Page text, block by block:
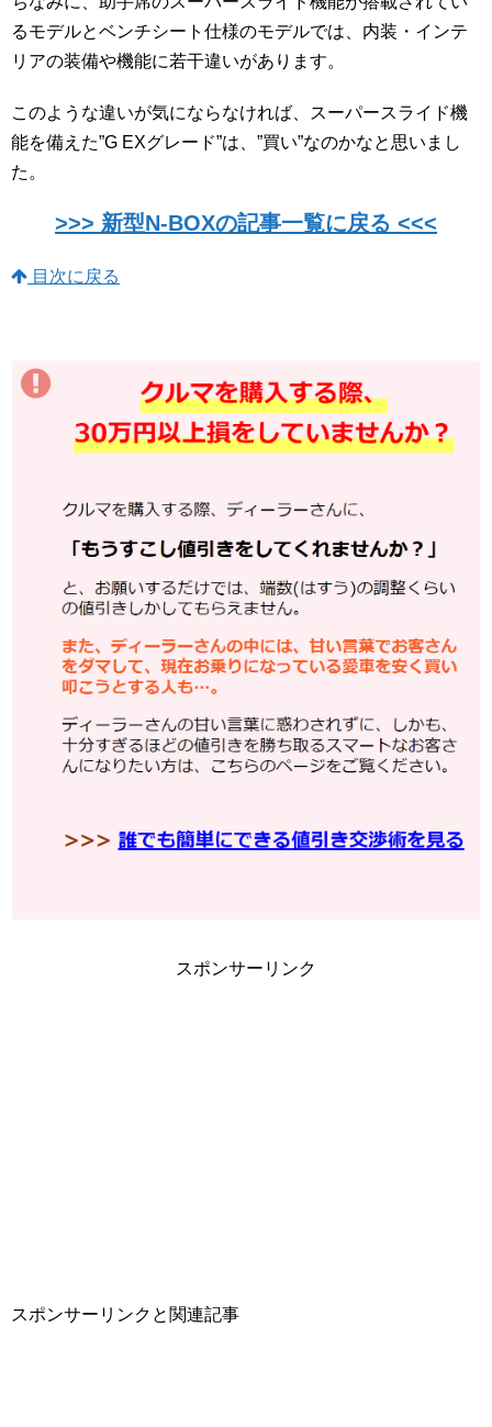
るモデルとベンチシート仕様のモデルでは、内装・インテ
リアの装備や機能に若干違いがあります。
このような違いが気にならなければ、スーパースライド機
能を備えた”G EXグレード”は、”買い”なのかなと思いまし
た。
>>> 新型N-BOXの記事一覧に戻る <<<
目次に戻る
スポンサーリンク
スポンサーリンクと関連記事